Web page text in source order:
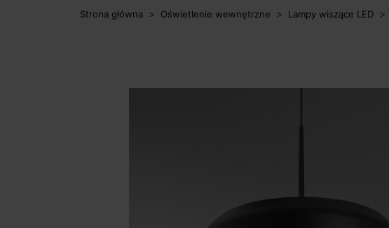
Strona główna Oświetlenie wewnętrzne Lampy wiszące LED